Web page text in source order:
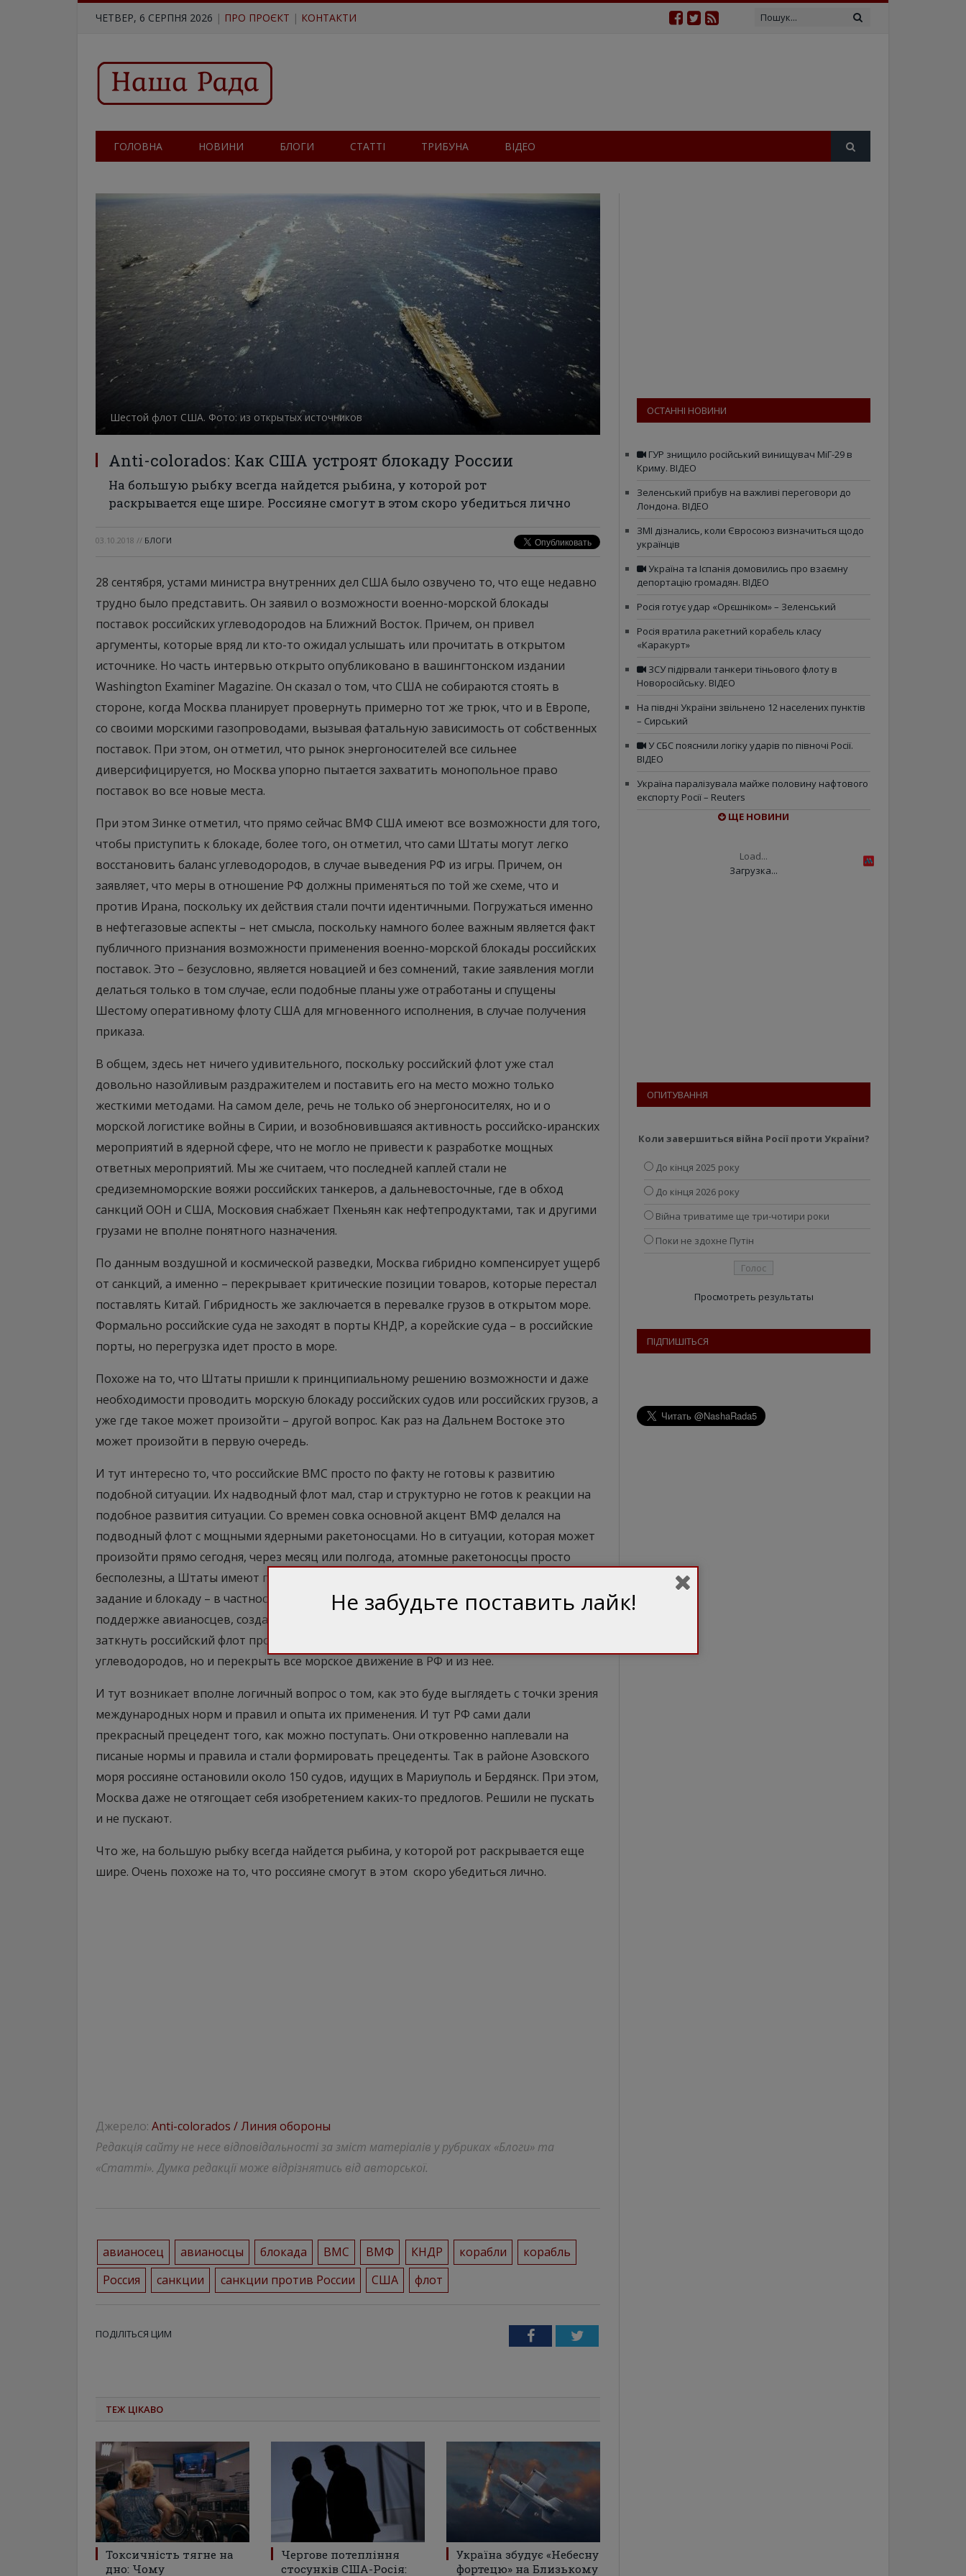
ЧЕТВЕР, 6 СЕРПНЯ 2026 | ПРО ПРОЄКТ | КОНТАКТИ
ГОЛОВНА НОВИНИ БЛОГИ СТАТТІ ТРИБУНА ВІДЕО
Шестой флот США. Фото: из открытых источников
Аnti-colorados: Как США устроят блокаду России
На большую рыбку всегда найдется рыбина, у которой рот
раскрывается еще шире. Россияне смогут в этом скоро убедиться лично
03.10.2018 // БЛОГИ
28 сентября, устами министра внутренних дел США было озвучено то, что еще недавно
трудно было представить. Он заявил о возможности военно-морской блокады
поставок российских углеводородов на Ближний Восток. Причем, он привел
аргументы, которые вряд ли кто-то ожидал услышать или прочитать в открытом
источнике. Но часть интервью открыто опубликовано в вашингтонском издании
Washington Examiner Magazine. Он сказал о том, что США не собираются стоять в
стороне, когда Москва планирует провернуть примерно тот же трюк, что и в Европе,
со своими морскими газопроводами, вызывая фатальную зависимость от собственных
поставок. При этом, он отметил, что рынок энергоносителей все сильнее
диверсифицируется, но Москва упорно пытается захватить монопольное право
поставок во все новые места.
При этом Зинке отметил, что прямо сейчас ВМФ США имеют все возможности для того,
чтобы приступить к блокаде, более того, он отметил, что сами Штаты могут легко
восстановить баланс углеводородов, в случае выведения РФ из игры. Причем, он
заявляет, что меры в отношение РФ должны применяться по той же схеме, что и
против Ирана, поскольку их действия стали почти идентичными. Погружаться именно
в нефтегазовые аспекты – нет смысла, поскольку намного более важным является факт
публичного признания возможности применения военно-морской блокады российских
поставок. Это – безусловно, является новацией и без сомнений, такие заявления могли
делаться только в том случае, если подобные планы уже отработаны и спущены
Шестому оперативному флоту США для мгновенного исполнения, в случае получения
приказа.
В общем, здесь нет ничего удивительного, поскольку российский флот уже стал
довольно назойливым раздражителем и поставить его на место можно только
жесткими методами. На самом деле, речь не только об энергоносителях, но и о
морской логистике войны в Сирии, и возобновившаяся активность российско-иранских
мероприятий в ядерной сфере, что не могло не привести к разработке мощных
ответных мероприятий. Мы же считаем, что последней каплей стали не
средиземноморские вояжи российских танкеров, а дальневосточные, где в обход
санкций ООН и США, Московия снабжает Пхеньян как нефтепродуктами, так и другими
грузами не вполне понятного назначения.
По данным воздушной и космической разведки, Москва гибридно компенсирует ущерб
от санкций, а именно – перекрывает критические позиции товаров, которые перестал
поставлять Китай. Гибридность же заключается в перевалке грузов в открытом море.
Формально российские суда не заходят в порты КНДР, а корейские суда – в российские
порты, но перегрузка идет просто в море.
Похоже на то, что Штаты пришли к принципиальному решению возможности и даже
необходимости проводить морскую блокаду российских судов или российских грузов, а
уже где такое может произойти – другой вопрос. Как раз на Дальнем Востоке это
может произойти в первую очередь.
И тут интересно то, что российские ВМС просто по факту не готовы к развитию
подобной ситуации. Их надводный флот мал, стар и структурно не готов к реакции на
подобное развития ситуации. Со времен совка основной акцент ВМФ делался на
подводный флот с мощными ядерными ракетоносцами. Но в ситуации, которая может
произойти прямо сегодня, через месяц или полгода, атомные ракетоносцы просто
бесполезны, а Штаты имеют полный спектр кораблей, способных выполнять любое
задание и блокаду – в частности. Многочисленные ракетные крейсера и эсминцы, при
поддержке авианосцев, создают устойчивые боевые формации, которые могут легко
заткнуть российский флот просто на базах и перекрыть поставку не только
углеводородов, но и перекрыть все морское движение в РФ и из нее.
И тут возникает вполне логичный вопрос о том, как это буде выглядеть с точки зрения
международных норм и правил и опыта их применения. И тут РФ сами дали
прекрасный прецедент того, как можно поступать. Они откровенно наплевали на
писаные нормы и правила и стали формировать прецеденты. Так в районе Азовского
моря россияне остановили около 150 судов, идущих в Мариуполь и Бердянск. При этом,
Москва даже не отягощает себя изобретением каких-то предлогов. Решили не пускать
и не пускают.
Что же, на большую рыбку всегда найдется рыбина, у которой рот раскрывается еще
шире. Очень похоже на то, что россияне смогут в этом скоро убедиться лично.
Джерело: Anti-colorados / Линия обороны
Редакція сайту не несе відповідальності за зміст матеріалів у рубриках «Блоги» та
«Статті». Думка редакції може відрізнятись від авторської.
авианосец авианосцы блокада ВМС ВМФ КНДР корабли
корабль
Россия
санкции санкции против России США флот
ПОДІЛІТЬСЯ ЦИМ FacebookTwitter
ТЕЖ ЦІКАВО
Токсичність тягне на
дно: Чому
Чергове потепління
стосунків США-Росія:
Україна збудує «Небесну
фортецю» на Близькому
ОСТАННІ НОВИНИ
ГУР знищило російський винищувач МіГ-29 в
Криму. ВІДЕО
Зеленський прибув на важливі переговори до
Лондона. ВІДЕО
ЗМІ дізнались, коли Євросоюз визначиться щодо
українців
Україна та Іспанія домовились про взаємну
депортацію громадян. ВІДЕО
Росія готує удар «Орєшніком» – Зеленський
Росія вратила ракетний корабель класу
«Каракурт»
ЗСУ підірвали танкери тіньового флоту в
Новоросійську. ВІДЕО
На півдні України звільнено 12 населених пунктів
– Сирський
У СБС пояснили логіку ударів по півночі Росії.
ВІДЕО
Україна паралізувала майже половину нафтового
експорту Росії – Reuters
ЩЕ НОВИНИ
Load...
Загрузка...
ОПИТУВАННЯ
Коли завершиться війна Росії проти України?
До кінця 2025 року
До кінця 2026 року
Війна триватиме ще три-чотири роки
Поки не здохне Путін
Просмотреть результаты
ПІДПИШІТЬСЯ
Не забудьте поставить лайк!